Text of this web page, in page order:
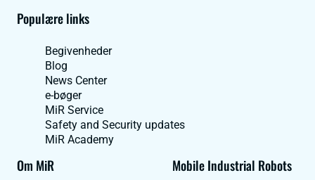
Populære links
Begivenheder
Blog
News Center
e-bøger
MiR Service
Safety and Security updates
MiR Academy
Om MiR Mobile Industrial Robots